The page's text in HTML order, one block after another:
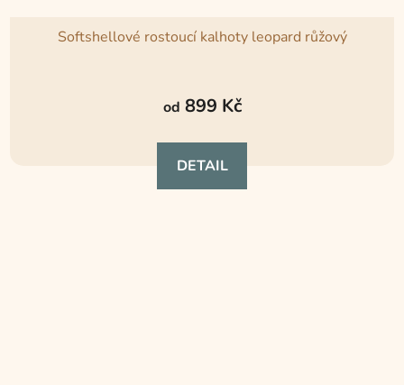
Softshellové rostoucí kalhoty leopard růžový
hodnocení
je
4,8
z
od 899 Kč
DETAIL